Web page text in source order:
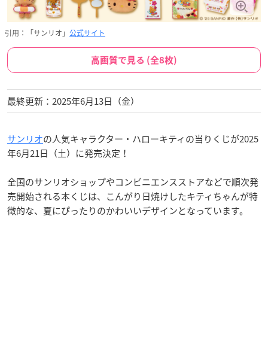
引用：「サンリオ」 公式サイト
高画質で見る (全8枚)
最終更新：2025年6月13日（金）
サンリオの人気キャラクター・ハローキティの当りくじが2025
年6月21日（土）に発売決定！
全国のサンリオショップやコンビニエンスストアなどで順次発
売開始される本くじは、こんがり日焼けしたキティちゃんが特
徴的な、夏にぴったりのかわいいデザインとなっています。